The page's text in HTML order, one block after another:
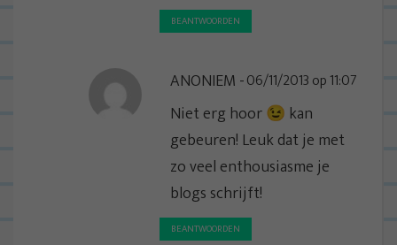
BEANTWOORDEN
ANONIEM 06/11/2013 op 11:07
Niet erg hoor 😉 kan
gebeuren! Leuk dat je met
zo veel enthousiasme je
blogs schrijft!
BEANTWOORDEN